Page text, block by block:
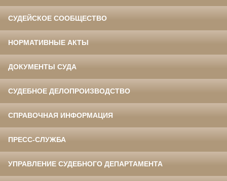
СУДЕЙСКОЕ СООБЩЕСТВО
НОРМАТИВНЫЕ АКТЫ
ДОКУМЕНТЫ СУДА
СУДЕБНОЕ ДЕЛОПРОИЗВОДСТВО
СПРАВОЧНАЯ ИНФОРМАЦИЯ
ПРЕСС-СЛУЖБА
УПРАВЛЕНИЕ СУДЕБНОГО ДЕПАРТАМЕНТА